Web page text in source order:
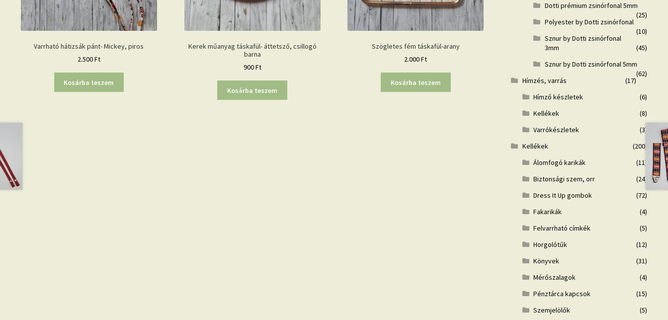
Varrható hátizsák pánt- Mickey, piros
2.500Ft
Kosárba teszem
Kerek műanyag táskafül- áttetsző, csillogó
barna
900Ft
Kosárba teszem
Szögletes fém táskafül-arany
2.000Ft
Kosárba teszem
Dotti prémium zsinórfonal 5mm
(25)
Polyester by Dotti zsinórfonal
(10)
Sznur by Dotti zsinórfonal
3mm
(45)
Sznur by Dotti zsinórfonal 5mm
(62)
Hímzés, varrás
(17)
Hímző készletek
(6)
Kellékek
(8)
Varrókészletek
(3)
Kellékek
(200)
Álomfogó karikák
(11)
Biztonsági szem, orr
(24)
Dress It Up gombok
(72)
Fakarikák
(4)
Felvarrható címkék
(5)
Horgolótűk
(12)
Könyvek
(31)
Mérőszalagok
(4)
Pénztárca kapcsok
(15)
Szemjelölők
(5)